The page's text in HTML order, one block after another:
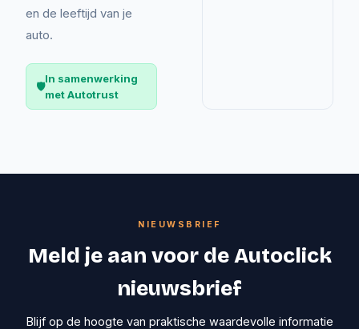
en de leeftijd van je
auto.
🛡️
In samenwerking
met Autotrust
NIEUWSBRIEF
Meld je aan voor de Autoclick
nieuwsbrief
Blijf op de hoogte van praktische waardevolle informatie